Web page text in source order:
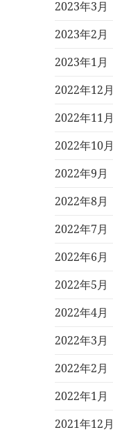
2023年3月
2023年2月
2023年1月
2022年12月
2022年11月
2022年10月
2022年9月
2022年8月
2022年7月
2022年6月
2022年5月
2022年4月
2022年3月
2022年2月
2022年1月
2021年12月